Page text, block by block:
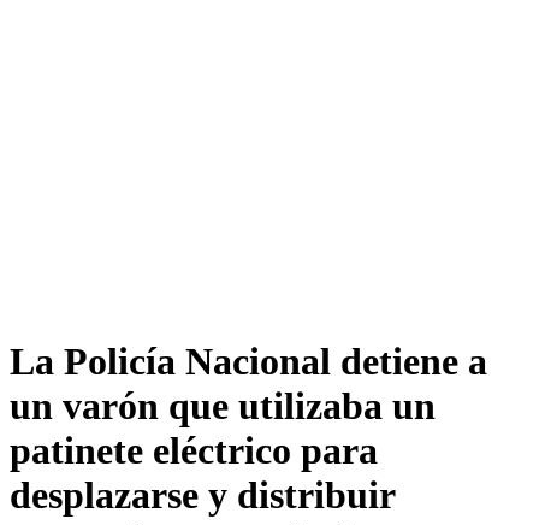
La Policía Nacional detiene a
un varón que utilizaba un
patinete eléctrico para
desplazarse y distribuir